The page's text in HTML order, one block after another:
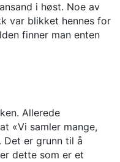
i høst. Noe av
var blikket hennes for
finner man enten
Allerede
«Vi samler mange,
Det er grunn til å
dette som er et